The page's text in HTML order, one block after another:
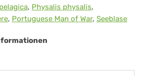
, Physalis physalis,
, Portuguese Man of War, Seeblase